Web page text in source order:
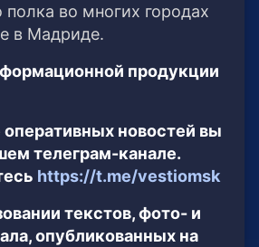
полка во многих городах
в Мадриде.
продукции
новостей вы
телеграм-канале.
https://t.me/vestiomsk
текстов, фото- и
опубликованных на